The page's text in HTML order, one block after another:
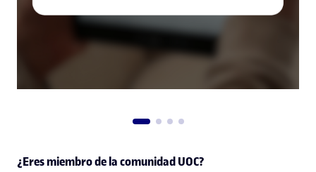
¿Eres miembro de la comunidad UOC?